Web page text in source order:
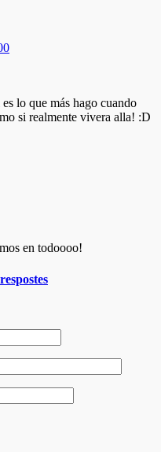
lo que más hago cuando
si realmente vivera alla! :D
en todoooo!